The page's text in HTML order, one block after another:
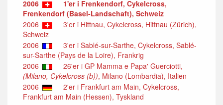
2006
1'er i Frenkendorf, Cykelcross,
Frenkendorf (Basel-Landschaft), Schweiz
2006
3'er i Hittnau, Cykelcross, Hittnau (Zürich),
Schweiz
2006
3'er i Sablé-sur-Sarthe, Cykelcross, Sablé-
sur-Sarthe (Pays de la Loire), Frankrig
2006
26'er i GP Mamma e Papa' Guerciotti,
(Milano, Cykelcross (b)), Milano (Lombardia), Italien
2006
2'er i Frankfurt am Main, Cykelcross,
Frankfurt am Main (Hessen), Tyskland